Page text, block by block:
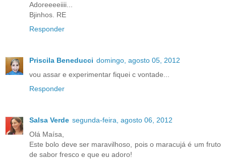
Adoreeeeiiii...
Bjinhos. RE
Responder
Priscila Beneducci domingo, agosto 05, 2012
vou assar e experimentar fiquei c vontade...
Responder
Salsa Verde segunda-feira, agosto 06, 2012
Olá Maísa,
Este bolo deve ser maravilhoso, pois o maracujá é um fruto
de sabor fresco e que eu adoro!